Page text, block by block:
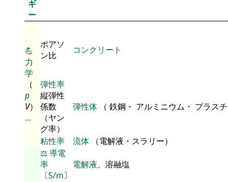
ギ
ー
💪
力
学
（
p
V）
…
ポアソ
ン比
コンクリート
弾性率
縦弾性
係数
（ヤン
グ率）
弾性体 （ 鉄鋼・ アルミニウム・ プラス
粘性率 流体 （電解液・スラリー）
⚖️導電
率
〔S/m〕
電解液、溶融塩